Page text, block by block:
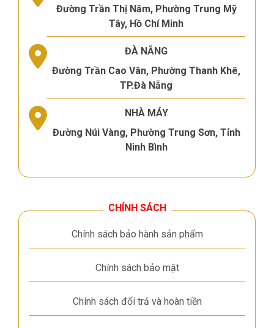
Đường Trần Thị Năm, Phường Trung Mỹ
Tây, Hồ Chí Minh
ĐÀ NẴNG
Đường Trần Cao Vân, Phường Thanh Khê,
TP.Đà Nẵng
NHÀ MÁY
Đường Núi Vàng, Phường Trung Sơn, Tỉnh
Ninh Bình
CHÍNH SÁCH
Chính sách bảo hành sản phẩm
Chính sách bảo mật
Chính sách đổi trả và hoàn tiền